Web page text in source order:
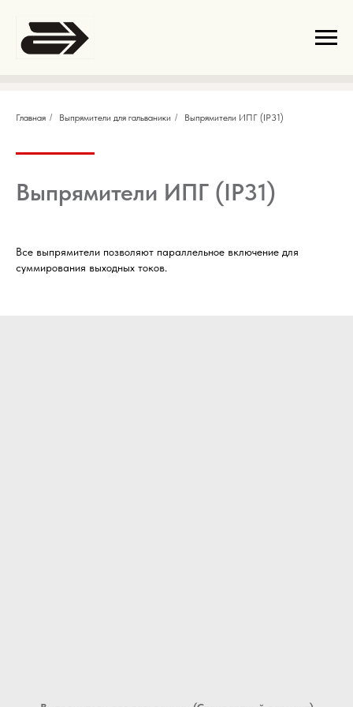
Главная / Выпрямители для гальваники / Выпрямители ИПГ (IP31)
Выпрямители ИПГ (IP31)
Все выпрямители позволяют параллельное включение для
суммирования выходных токов.